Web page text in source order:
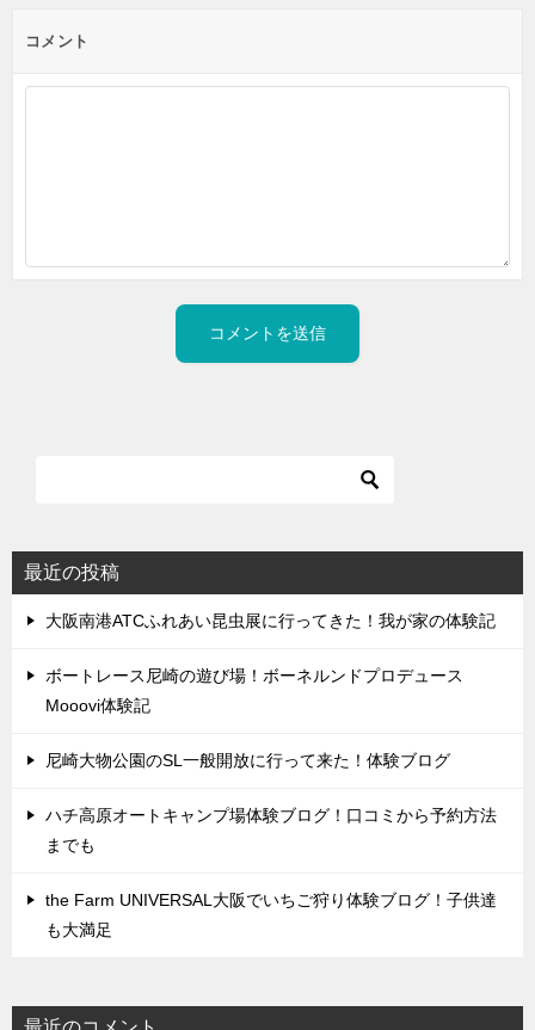
コメント
最近の投稿
大阪南港ATCふれあい昆虫展に行ってきた！我が家の体験記
ボートレース尼崎の遊び場！ボーネルンドプロデュース
Mooovi体験記
尼崎大物公園のSL一般開放に行って来た！体験ブログ
ハチ高原オートキャンプ場体験ブログ！口コミから予約方法
までも
the Farm UNIVERSAL大阪でいちご狩り体験ブログ！子供達
も大満足